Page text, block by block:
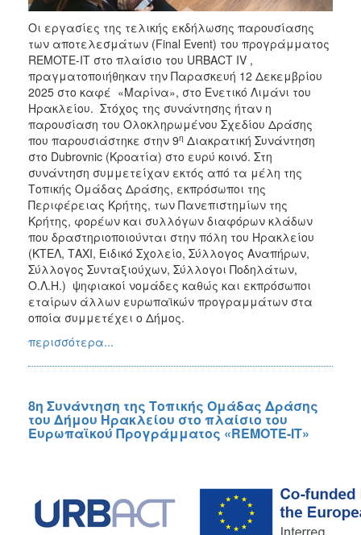
ΕΣΠΑ
2014-
2020
Υποδομές
Μεταφορών,
Περιβάλλον
και
Αειφόρος
Ανάπτυξη
ΕΣΠΑ
2014-
2020
Αγροτική
Ανάπτυξη
Interreg
Europe
Interreg
Ελλάδα-
Κύπρος
Urban
Innovative
URBACT
III
URBACT
Επιτροπή
Πράσινο
Οι εργασίες της τελικής εκδήλωσης παρουσίασης
των αποτελεσμάτων (Final Event) του προγράμματος
REMOTE-IT στο πλαίσιο του URBACT IV ,
πραγματοποιήθηκαν την Παρασκευή 12 Δεκεμβρίου
2025 στο καφέ «Μαρίνα», στο Ενετικό Λιμάνι του
Ηρακλείου. Στόχος της συνάντησης ήταν η
παρουσίαση του Ολοκληρωμένου Σχεδίου Δράσης
που παρουσιάστηκε στην 9η Διακρατική Συνάντηση
στο Dubrovnic (Κροατία) στο ευρύ κοινό. Στη
συνάντηση συμμετείχαν εκτός από τα μέλη της
Τοπικής Ομάδας Δράσης, εκπρόσωποι της
Περιφέρειας Κρήτης, των Πανεπιστημίων της
Κρήτης, φορέων και συλλόγων διαφόρων κλάδων
που δραστηριοποιούνται στην πόλη του Ηρακλείου
(ΚΤΕΛ, ΤΑΧΙ, Ειδικό Σχολείο, Σύλλογος Αναπήρων,
Σύλλογος Συνταξιούχων, Σύλλογοι Ποδηλάτων,
Ο.Λ.Η.) ψηφιακοί νομάδες καθώς και εκπρόσωποι
εταίρων άλλων ευρωπαϊκών προγραμμάτων στα
οποία συμμετέχει ο Δήμος.
περισσότερα...
8η Συνάντηση της Τοπικής Ομάδας Δράσης
του Δήμου Ηρακλείου στο πλαίσιο του
Ευρωπαϊκού Προγράμματος «REMOTE-IT»